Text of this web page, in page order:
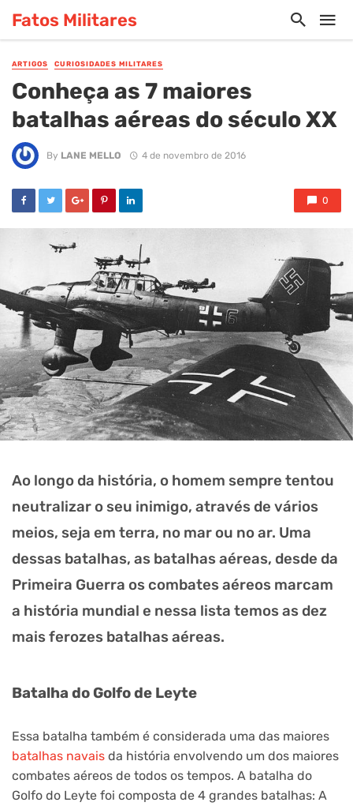
Fatos Militares
ARTIGOS CURIOSIDADES MILITARES
Conheça as 7 maiores
batalhas aéreas do século XX
By LANE MELLO 4 de novembro de 2016
0
Ao longo da história, o homem sempre tentou
neutralizar o seu inimigo, através de vários
meios, seja em terra, no mar ou no ar. Uma
dessas batalhas, as batalhas aéreas, desde da
Primeira Guerra os combates aéreos marcam
a história mundial e nessa lista temos as dez
mais ferozes batalhas aéreas.
Batalha do Golfo de Leyte
Essa batalha também é considerada uma das maiores
batalhas navais da história envolvendo um dos maiores
combates aéreos de todos os tempos. A batalha do
Golfo do Leyte foi composta de 4 grandes batalhas: A